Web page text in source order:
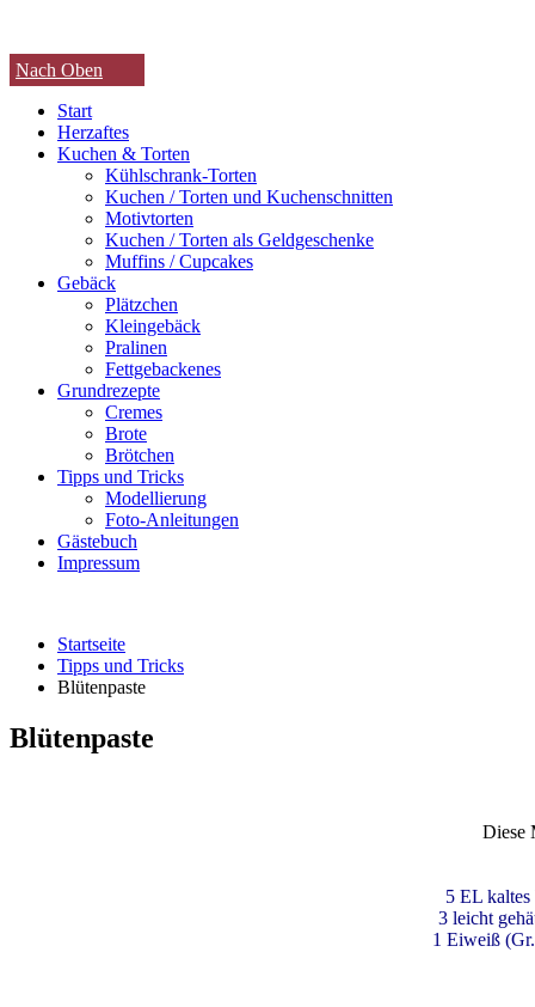
Nach Oben
Start
Herzaftes
Kuchen & Torten
Kühlschrank-Torten
Kuchen / Torten und Kuchenschnitten
Motivtorten
Kuchen / Torten als Geldgeschenke
Muffins / Cupcakes
Gebäck
Plätzchen
Kleingebäck
Pralinen
Fettgebackenes
Grundrezepte
Cremes
Brote
Brötchen
Tipps und Tricks
Modellierung
Foto-Anleitungen
Gästebuch
Impressum
Startseite
Tipps und Tricks
Blütenpaste
Blütenpaste
Diese
5 EL kaltes
3 leicht
1 Eiweiß